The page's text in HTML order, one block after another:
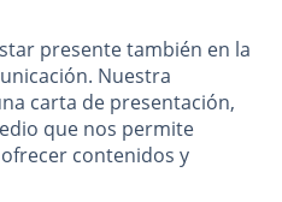
presente también en la
Nuestra
carta de presentación,
que nos permite
contenidos y